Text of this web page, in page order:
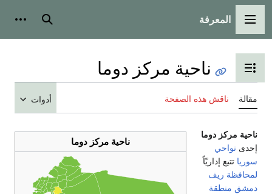
القائمة الرئيسية
المعرفة بحث
تبديل عرض جدول المحتويات
ناحية مركز دوما
مقالة ناقش هذه الصفحة أدوات
ناحية مركز دوما
ناحية مركز دوما
إحدى نواحي
سوريا تتبع إداريّاً
لمحافظة ريف
دمشق منطقة